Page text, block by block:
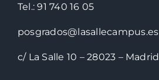
Tel.: 91 740 16 05
posgrados@lasallecampus.es
c/ La Salle 10 – 28023 – Madrid